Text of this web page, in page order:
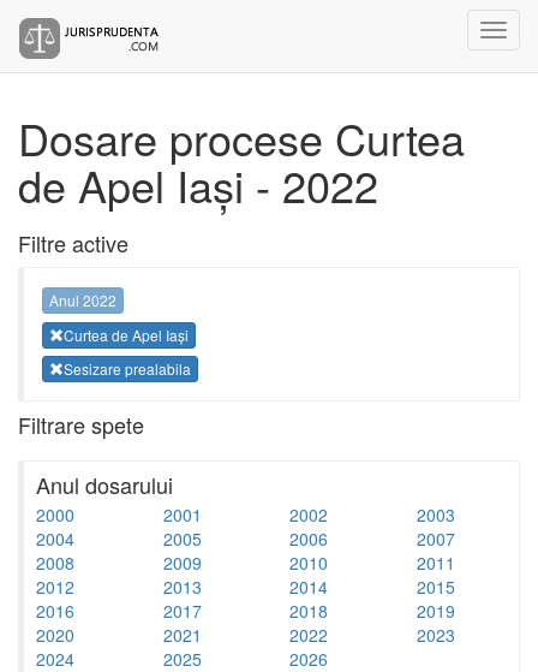
Dosare procese Curtea
de Apel Iași - 2022
Filtre active
Anul 2022
Curtea de Apel Iași
Sesizare prealabila
Filtrare spete
Anul dosarului
2000 2001 2002
2003
2004
2005 2006
2007
2008
2009 2010
2011
2012
2013 2014
2015
2016
2017 2018
2019
2020
2021 2022
2023
2024
2025 2026